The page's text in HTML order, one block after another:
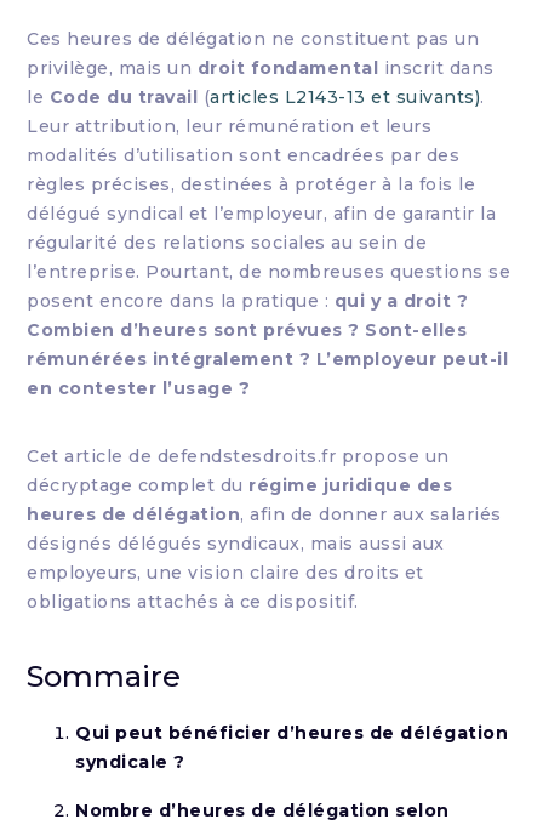
Ces heures de délégation ne constituent pas un
privilège, mais un droit fondamental inscrit dans
le Code du travail (articles L2143-13 et suivants).
Leur attribution, leur rémunération et leurs
modalités d’utilisation sont encadrées par des
règles précises, destinées à protéger à la fois le
délégué syndical et l’employeur, afin de garantir la
régularité des relations sociales au sein de
l’entreprise. Pourtant, de nombreuses questions se
posent encore dans la pratique : qui y a droit ?
Combien d’heures sont prévues ? Sont-elles
rémunérées intégralement ? L’employeur peut-il
en contester l’usage ?
Cet article de defendstesdroits.fr propose un
décryptage complet du régime juridique des
heures de délégation, afin de donner aux salariés
désignés délégués syndicaux, mais aussi aux
employeurs, une vision claire des droits et
obligations attachés à ce dispositif.
Sommaire
Qui peut bénéficier d’heures de délégation
syndicale ?
Nombre d’heures de délégation selon